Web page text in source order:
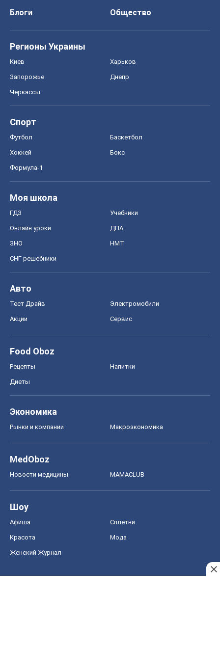
Блоги
Общество
Регионы Украины
Киев Харьков
Запорожье Днепр
Черкассы
Спорт
Футбол Баскетбол
Хоккей Бокс
Формула-1
Моя школа
ГДЗ Учебники
Онлайн уроки ДПА
ЗНО НМТ
СНГ решебники
Авто
Тест Драйв Электромобили
Акции Сервис
Food Oboz
Рецепты Напитки
Диеты
Экономика
Рынки и компании Mакроэкономика
MedOboz
Новости медицины MAMACLUB
Шоу
Афиша Сплетни
Красота Мода
Женский Журнал